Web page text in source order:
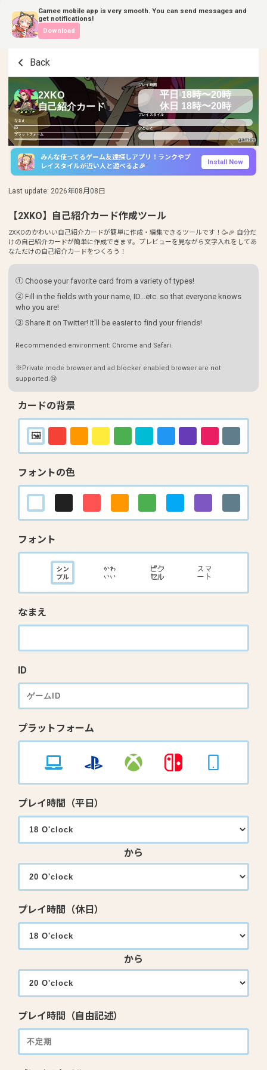
Gamee mobile app is very smooth. You can send messages and
get notifications!
Download
Back
2XKO
自己紹介カード
なまえ
ID
プラットフォーム
プレイ時間
平日 18時〜20時
休日 18時〜20時
プレイスタイル
ひとこと
みんな使ってるゲーム友達探しアプリ！ランクやプ
レイスタイルが近い人と遊べるよ🎉
Install Now
Last update: 2026年08月08日
【2XKO】自己紹介カード作成ツール
2XKOのかわいい自己紹介カードが簡単に作成・編集できるツールです！🥳🎉 自分だ
けの自己紹介カードが簡単に作成できます。プレビューを見ながら文字入れをしてあ
なただけの自己紹介カードをつくろう！
① Choose your favorite card from a variety of types!
② Fill in the fields with your name, ID...etc. so that everyone knows
who you are!
③ Share it on Twitter! It'll be easier to find your friends!
Recommended environment: Chrome and Safari.
※Private mode browser and ad blocker enabled browser are not
supported.😢
カードの背景
フォントの色
フォント
なまえ
ID
プラットフォーム
プレイ時間（平日）
から
プレイ時間（休日）
から
プレイ時間（自由記述）